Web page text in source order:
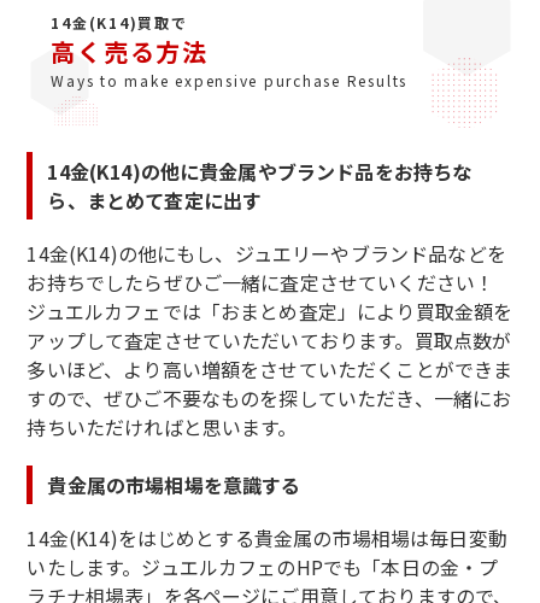
14金(K14)買取で
高く売る方法
Ways to make expensive purchase Results
14金(K14)の他に貴金属やブランド品をお持ちな
ら、まとめて査定に出す
14金(K14)の他にもし、ジュエリーやブランド品などを
お持ちでしたらぜひご一緒に査定させていください！
ジュエルカフェでは「おまとめ査定」により買取金額を
アップして査定させていただいております。買取点数が
多いほど、より高い増額をさせていただくことができま
すので、ぜひご不要なものを探していただき、一緒にお
持ちいただければと思います。
貴金属の市場相場を意識する
14金(K14)をはじめとする貴金属の市場相場は毎日変動
いたします。ジュエルカフェのHPでも「本日の金・プ
ラチナ相場表」を各ページにご用意しておりますので、